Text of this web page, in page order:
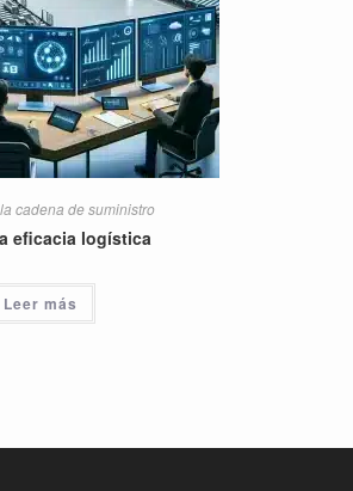
cadena de suministro
eficacia logística
Leer más